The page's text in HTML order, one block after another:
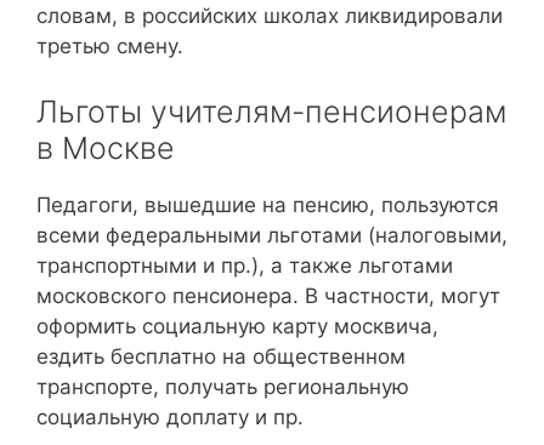
словам, в российских школах ликвидировали
третью смену.
Льготы учителям-пенсионерам
в Москве
Педагоги, вышедшие на пенсию, пользуются
всеми федеральными льготами (налоговыми,
транспортными и пр.), а также льготами
московского пенсионера. В частности, могут
оформить социальную карту москвича,
ездить бесплатно на общественном
транспорте, получать региональную
социальную доплату и пр.